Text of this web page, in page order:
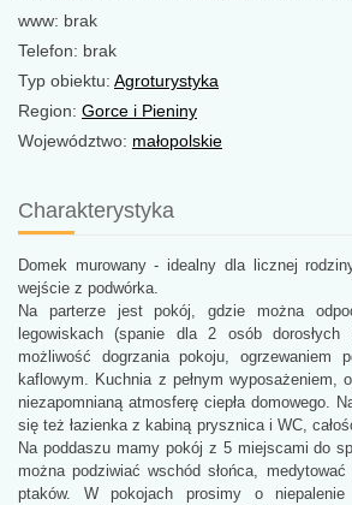
www: brak
Telefon: brak
Typ obiektu: Agroturystyka
Region: Gorce i Pieniny
Województwo: małopolskie
Charakterystyka
Domek murowany - idealny dla licznej
wejście z podwórka.
Na parterze jest pokój, gdzie można
legowiskach (spanie dla 2 osób
możliwość dogrzania pokoju, ogrzewaniem
kaflowym. Kuchnia z pełnym wyposażeniem,
niezapomnianą atmosferę ciepła domowego.
się też łazienka z kabiną prysznica i WC,
Na poddaszu mamy pokój z 5 miejscami do
można podziwiać wschód słońca,
ptaków. W pokojach prosimy o niepalenie